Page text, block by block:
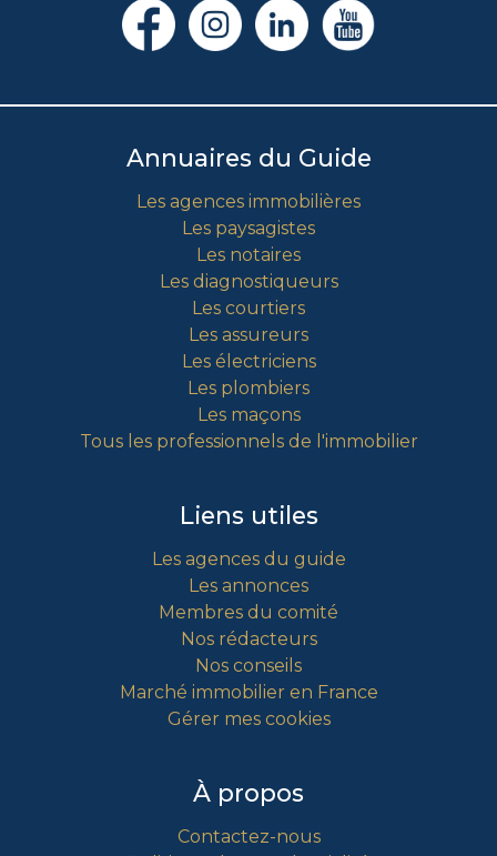
Annuaires du Guide
Les agences immobilières
Les paysagistes
Les notaires
Les diagnostiqueurs
Les courtiers
Les assureurs
Les électriciens
Les plombiers
Les maçons
Tous les professionnels de l'immobilier
Liens utiles
Les agences du guide
Les annonces
Membres du comité
Nos rédacteurs
Nos conseils
Marché immobilier en France
Gérer mes cookies
À propos
Contactez-nous